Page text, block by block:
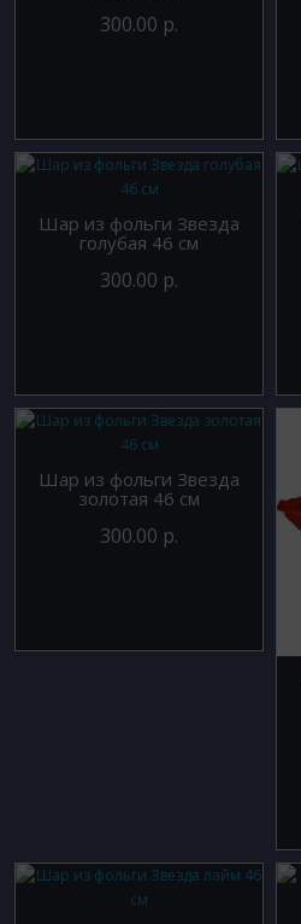
300.00 р.
Шар из фольги Звезда
голубая 46 см
300.00 р.
Шар из фольги Звезда
золотая 46 см
300.00 р.